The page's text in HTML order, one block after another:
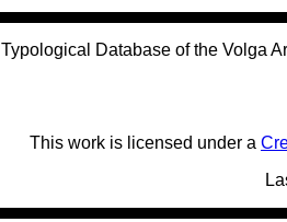
Typological Database of the Volga
This work is licensed under a